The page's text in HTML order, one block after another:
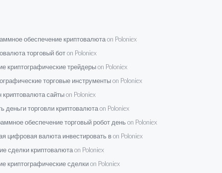
обеспечение криптовалюта on Poloniex
торговый бот on Poloniex
криптографические трейдеры on Poloniex
торговые инструменты on Poloniex
криптовалюта сайты on Poloniex
деньги торговли криптовалюта on Poloniex
обеспечение торговый робот день on Poloniex
цифровая валюта инвестировать в on Poloniex
сделки криптовалюта on Poloniex
криптографические сделки on Poloniex